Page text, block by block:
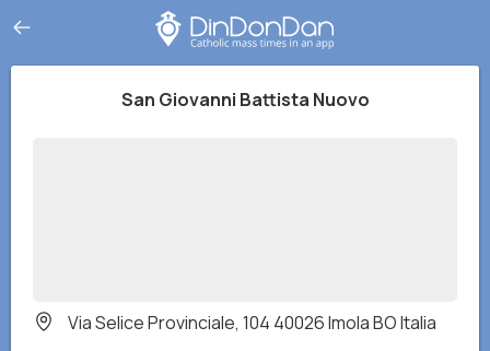
San Giovanni Battista Nuovo
Via Selice Provinciale, 104 40026 Imola BO Italia